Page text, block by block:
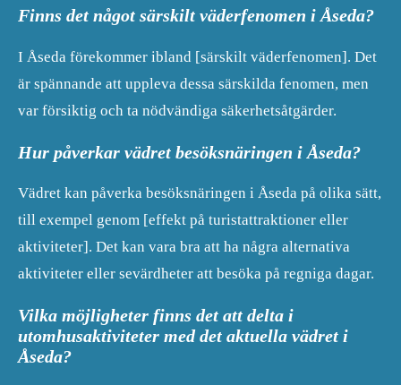
Finns det något särskilt väderfenomen i Åseda?
I Åseda förekommer ibland [särskilt väderfenomen]. Det
är spännande att uppleva dessa särskilda fenomen, men
var försiktig och ta nödvändiga säkerhetsåtgärder.
Hur påverkar vädret besöksnäringen i Åseda?
Vädret kan påverka besöksnäringen i Åseda på olika sätt,
till exempel genom [effekt på turistattraktioner eller
aktiviteter]. Det kan vara bra att ha några alternativa
aktiviteter eller sevärdheter att besöka på regniga dagar.
Vilka möjligheter finns det att delta i
utomhusaktiviteter med det aktuella vädret i
Åseda?